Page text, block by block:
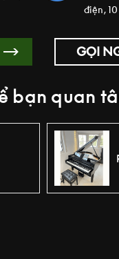
điện,
GỌI
bạn quan